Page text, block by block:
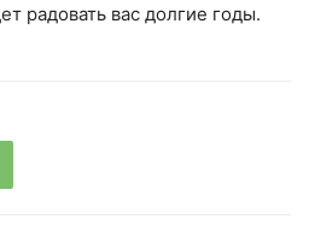
радовать вас долгие годы.